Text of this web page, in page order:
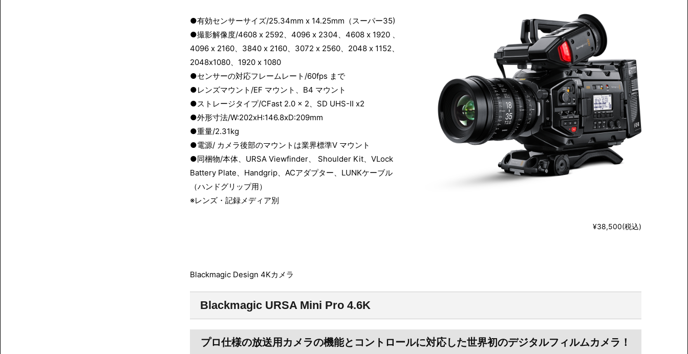
●有効センサーサイズ/25.34mm x 14.25mm（スーパー35)
●撮影解像度/4608 x 2592、4096 x 2304、4608 x 1920 、
4096 x 2160、3840 x 2160、3072 x 2560、2048 x 1152、
2048x1080、1920 x 1080
●センサーの対応フレームレート/60fps まで
●レンズマウント/EF マウント、B4 マウント
●ストレージタイプ/CFast 2.0 x 2、SD UHS-II x2
●外形寸法/W:202xH:146.8xD:209mm
●重量/2.31kg
●電源/ カメラ後部のマウントは業界標準V マウント
●同梱物/本体、URSA Viewfinder、 Shoulder Kit、VLock
Battery Plate、Handgrip、ACアダプター、LUNKケーブル
（ハンドグリップ用）
※レンズ・記録メディア別
¥38,500(税込)
Blackmagic Design 4Kカメラ
Blackmagic URSA Mini Pro 4.6K
プロ仕様の放送用カメラの機能とコントロールに対応した世界初のデジタルフィルムカメラ！